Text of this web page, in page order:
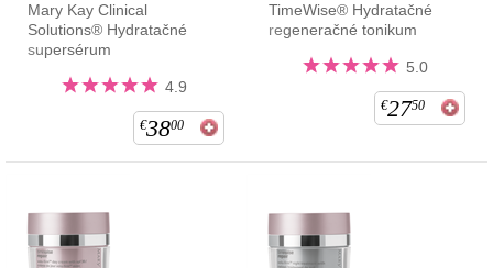
Mary Kay Clinical
Solutions® Hydratačné
supersérum
4.9
€3800
TimeWise® Hydratačné
regeneračné tonikum
5.0
€2750